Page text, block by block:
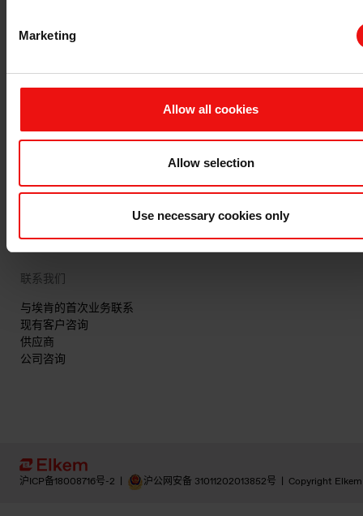
Marketing
Allow all cookies
Allow selection
Use necessary cookies only
查询 TDS/SDS
法规信息
条款与条件
举报专线
联系我们
与埃肯的首次业务联系
现有客户咨询
供应商
公司咨询
沪ICP备18008716号-2 | 沪公网安备 31011202013852号 | Copyright